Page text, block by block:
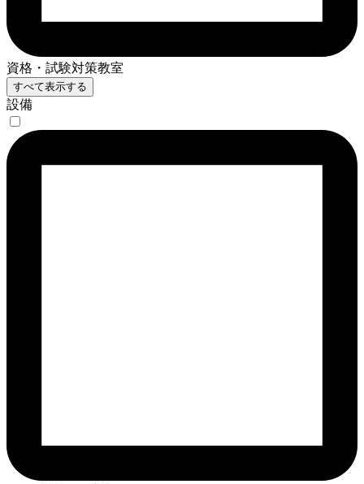
資格・試験対策教室
すべて表示する
設備